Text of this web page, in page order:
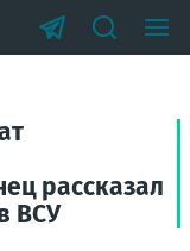
рассказал
ВСУ